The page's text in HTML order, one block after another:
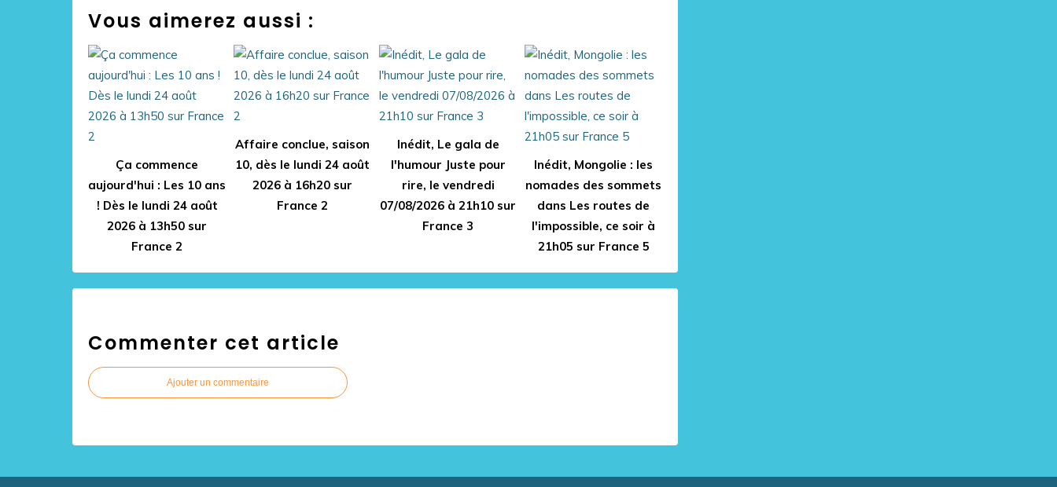
Vous aimerez aussi :
Ça commence
aujourd'hui : Les 10 ans
! Dès le lundi 24 août
2026 à 13h50 sur
France 2
Affaire conclue, saison
10, dès le lundi 24 août
2026 à 16h20 sur
France 2
Inédit, Le gala de
l'humour Juste pour
rire, le vendredi
07/08/2026 à 21h10 sur
France 3
Inédit, Mongolie : les
nomades des sommets
dans Les routes de
l'impossible, ce soir à
21h05 sur France 5
Commenter cet article
Ajouter un commentaire